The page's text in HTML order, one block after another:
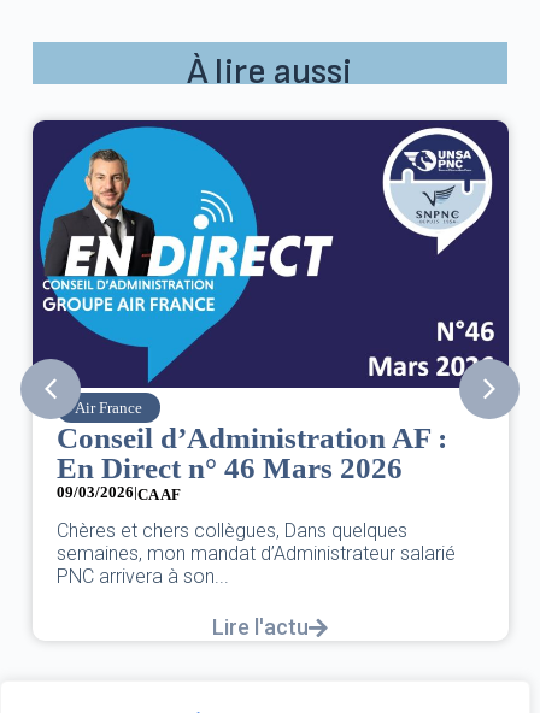
À lire aussi
Air France
Conseil d’Administration AF :
En Direct n° 46 Mars 2026
09/03/2026|CA AF
Chères et chers collègues, Dans quelques
semaines, mon mandat d’Administrateur salarié
PNC arrivera à son...
Lire l'actu